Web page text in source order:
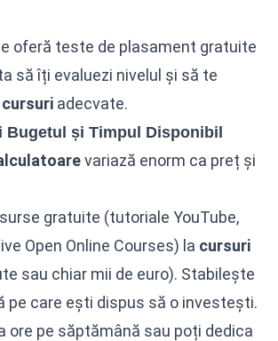
oferă teste de plasament gratuite
să îți evaluezi nivelul și să te
cursuri adecvate.
Bugetul și Timpul Disponibil
variază enorm ca preț și
gratuite (tutoriale YouTube,
Open Online Courses) la cursuri
sau chiar mii de euro). Stabilește
pe care ești dispus să o investești.
ore pe săptămână sau poți dedica